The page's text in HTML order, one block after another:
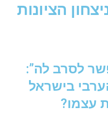
הציונות
לסרב לה”:
בישראל
עצמו?